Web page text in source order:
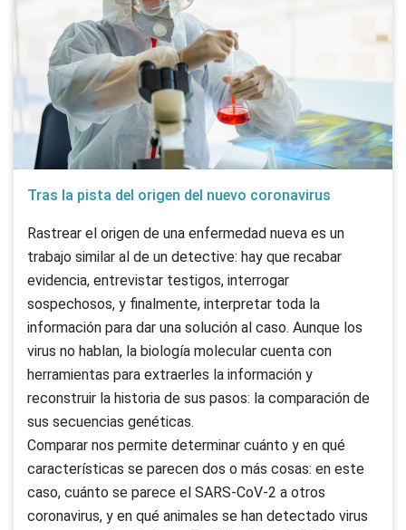
Tras la pista del origen del nuevo coronavirus
Rastrear el origen de una enfermedad nueva es un
trabajo similar al de un detective: hay que recabar
evidencia, entrevistar testigos, interrogar
sospechosos, y finalmente, interpretar toda la
información para dar una solución al caso. Aunque los
virus no hablan, la biología molecular cuenta con
herramientas para extraerles la información y
reconstruir la historia de sus pasos: la comparación de
sus secuencias genéticas.
Comparar nos permite determinar cuánto y en qué
características se parecen dos o más cosas: en este
caso, cuánto se parece el SARS-CoV-2 a otros
coronavirus, y en qué animales se han detectado virus